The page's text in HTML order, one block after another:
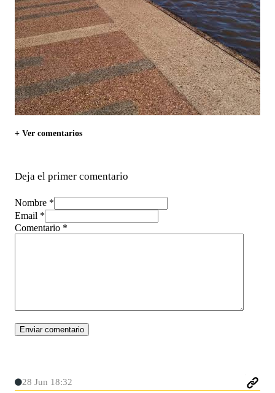
+ Ver comentarios
Deja el primer comentario
Nombre *
Email *
Comentario *
28 Jun 18:32